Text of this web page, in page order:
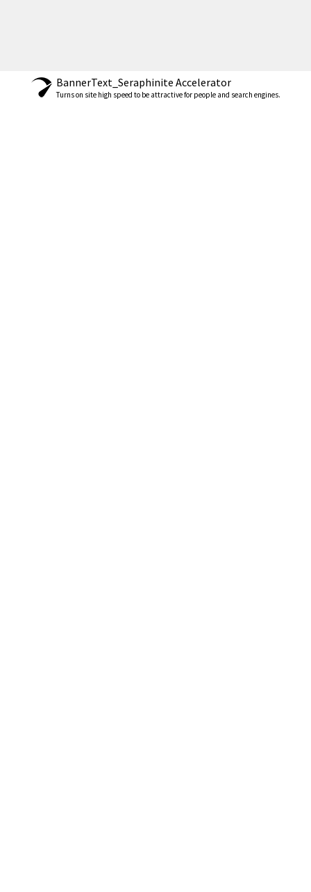
BannerText_Seraphinite Accelerator
Turns on site high speed to be attractive for people and search engines.